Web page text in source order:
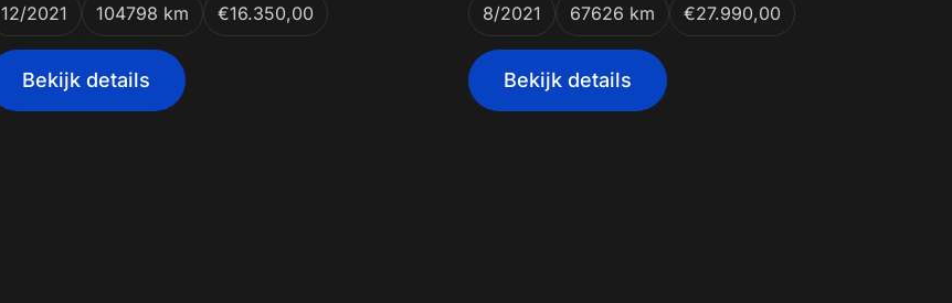
12/2021 104798 km €16.350,00
Bekijk details
8/2021 67626 km €27.990,00
Bekijk details